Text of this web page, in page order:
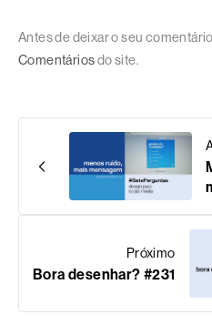
Antes de deixar o seu
Comentáriosdo site.
Próximo
Bora desenhar? #231